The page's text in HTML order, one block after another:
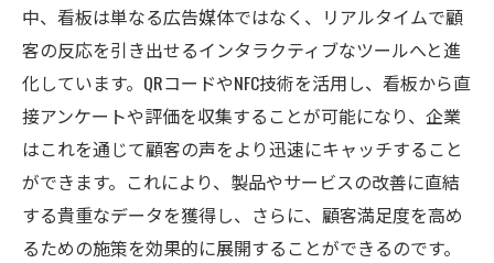
中、看板は単なる広告媒体ではなく、リアルタイムで顧
客の反応を引き出せるインタラクティブなツールへと進
化しています。QRコードやNFC技術を活用し、看板から直
接アンケートや評価を収集することが可能になり、企業
はこれを通じて顧客の声をより迅速にキャッチすること
ができます。これにより、製品やサービスの改善に直結
する貴重なデータを獲得し、さらに、顧客満足度を高め
るための施策を効果的に展開することができるのです。